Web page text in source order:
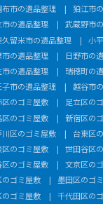
布市の遺品整理
狛江市
市の遺品整理
武蔵野市
久留米市の遺品整理
小
市の遺品整理
日野市の
市の遺品整理
瑞穂町の
子市の遺品整理
越谷市
区のゴミ屋敷
足立区の
区のゴミ屋敷
新宿区の
川区のゴミ屋敷
台東区
区のゴミ屋敷
世田谷区
区のゴミ屋敷
文京区の
のゴミ屋敷
墨田区のゴ
のゴミ屋敷
千代田区の